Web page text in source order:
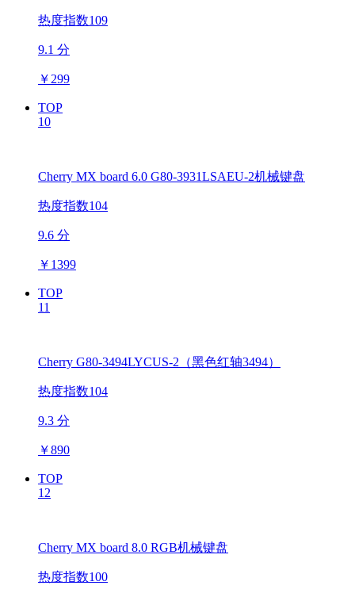
热度指数109
9.1 分
￥ 299
TOP
10
Cherry MX board 6.0 G80-3931LSAEU-2机械键盘
热度指数104
9.6 分
￥ 1399
TOP
11
Cherry G80-3494LYCUS-2（黑色红轴3494）
热度指数104
9.3 分
￥890
TOP
12
Cherry MX board 8.0 RGB机械键盘
热度指数100